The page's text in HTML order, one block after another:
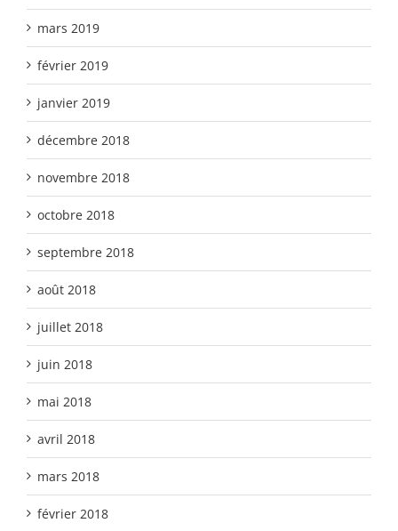
mars 2019
février 2019
janvier 2019
décembre 2018
novembre 2018
octobre 2018
septembre 2018
août 2018
juillet 2018
juin 2018
mai 2018
avril 2018
mars 2018
février 2018